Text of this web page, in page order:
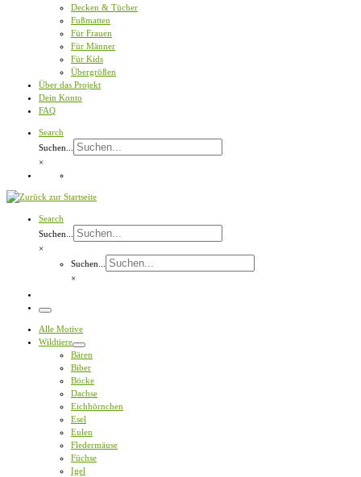
Decken & Tücher
Fußmatten
Für Frauen
Für Männer
Für Kids
Übergrößen
Über das Projekt
Dein Konto
FAQ
Search
Suchen...
×
Search
Suchen...
×
Suchen...
×
Menü
Alle Motive
Wildtiere
Bären
Biber
Böcke
Dachse
Eichhörnchen
Esel
Eulen
Fledermäuse
Füchse
Igel